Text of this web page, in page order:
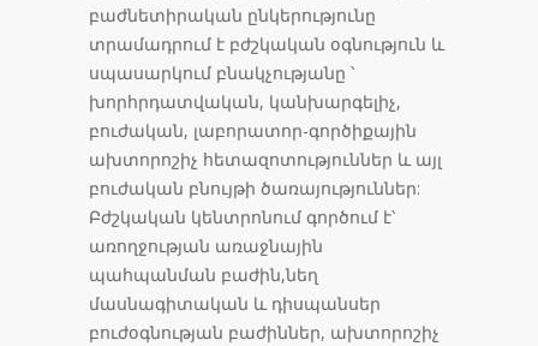
բաժնետիրական ընկերությունը
տրամադրում է բժշկական օգնություն և
սպասարկում բնակչությանը ՝
խորհրդատվական, կանխարգելիչ,
բուժական, լաբորատոր-գործիքային
ախտորոշիչ հետազոտություններ և այլ
բուժական բնույթի ծառայություններ:
Բժշկական կենտրոնում գործում է՝
առողջության առաջնային
պահպանման բաժին,նեղ
մասնագիտական և դիսպանսեր
բուժօգնության բաժիններ, ախտորոշիչ